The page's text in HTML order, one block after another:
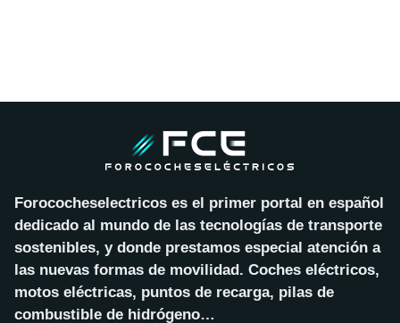
Forococheselectricos es el primer portal en español
dedicado al mundo de las tecnologías de transporte
sostenibles, y donde prestamos especial atención a
las nuevas formas de movilidad. Coches eléctricos,
motos eléctricas, puntos de recarga, pilas de
combustible de hidrógeno…